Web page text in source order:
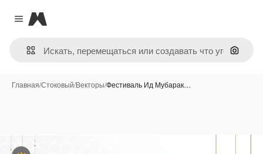
Close menu
Magnific
Поиск
Главная/Стоковый/Векторы/Фестиваль Ид Мубарак…